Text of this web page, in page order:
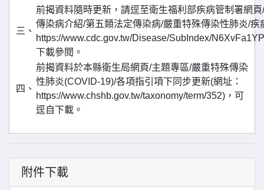
三、
前揭資料隨時更新，請逕至衛生福利部疾病管制署網
傳染病介紹/第五類法定傳染病/嚴重特殊傳染性肺炎/疾
https://www.cdc.gov.tw/Disease/SubIndex/
下載參閱。
四、
前揭資料於本縣衛生局網頁/主題專區/嚴重特殊傳染
性肺炎(COVID-19)/各項指引項下同步更新(網址：
https://www.chshb.gov.tw/taxonomy/term/352)，可
逕自下載。
附件下載